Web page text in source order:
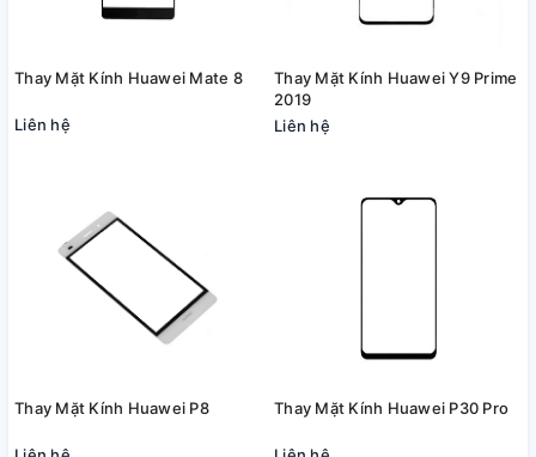
Thay Mặt Kính Huawei Mate 8
Liên hệ
Thay Mặt Kính Huawei Y9 Prime
2019
Liên hệ
Thay Mặt Kính Huawei P8 Thay Mặt Kính Huawei P30 Pro